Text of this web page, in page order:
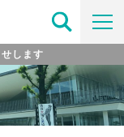
します